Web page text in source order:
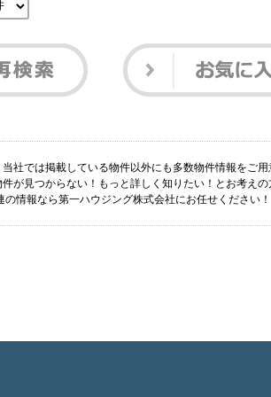
社では掲載している物件以外にも多数物件情報をご用
が見つからない！もっと詳しく知りたい！とお考え
情報なら第一ハウジング株式会社にお任せください！